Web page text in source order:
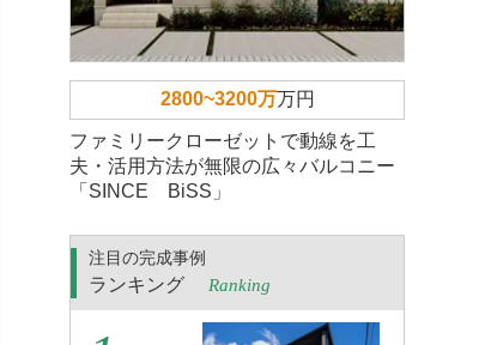
2800~3200万万円
ファミリークローゼットで動線を工
夫・活用方法が無限の広々バルコニー
「SINCE BiSS」
注目の完成事例
ランキング Ranking